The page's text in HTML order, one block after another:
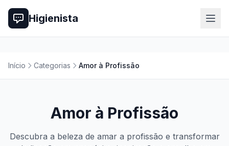
Higienista
Início Categorias Amor à Profissão
Amor à Profissão
Descubra a beleza de amar a profissão e transformar